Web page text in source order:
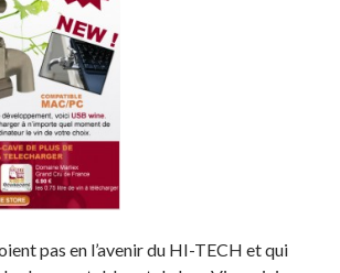
pas en l’avenir du HI-TECH et qui